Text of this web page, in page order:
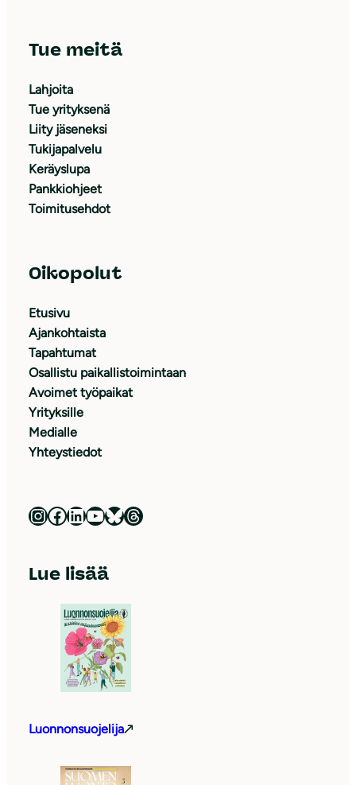
Tue meitä
Lahjoita
Tue yrityksenä
Liity jäseneksi
Tukijapalvelu
Keräyslupa
Pankkiohjeet
Toimitusehdot
Oikopolut
Etusivu
Ajankohtaista
Tapahtumat
Osallistu paikallistoimintaan
Avoimet työpaikat
Yrityksille
Medialle
Yhteystiedot
Luonnonsuojeluliitto Instagramissa Luonnonsuojeluliitto Facebookissa Luonnonsuojeluliitto LinkedInissä Luonnonsuojeluliiton YouTube-kanava Luonnonsuojeluliitto Blueskyssa Luonnonsuojeluliitto Threadsissa
Lue lisää
Luonnonsuojelija